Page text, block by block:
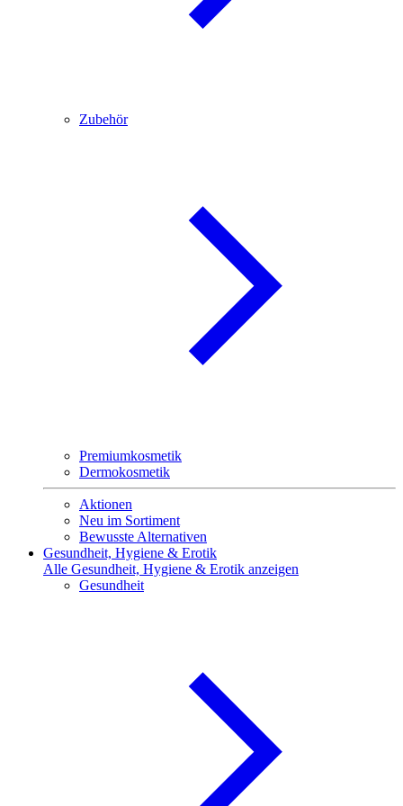
Zubehör
Premiumkosmetik
Dermokosmetik
Aktionen
Neu im Sortiment
Bewusste Alternativen
Gesundheit, Hygiene & Erotik
Alle Gesundheit, Hygiene & Erotik anzeigen
Gesundheit